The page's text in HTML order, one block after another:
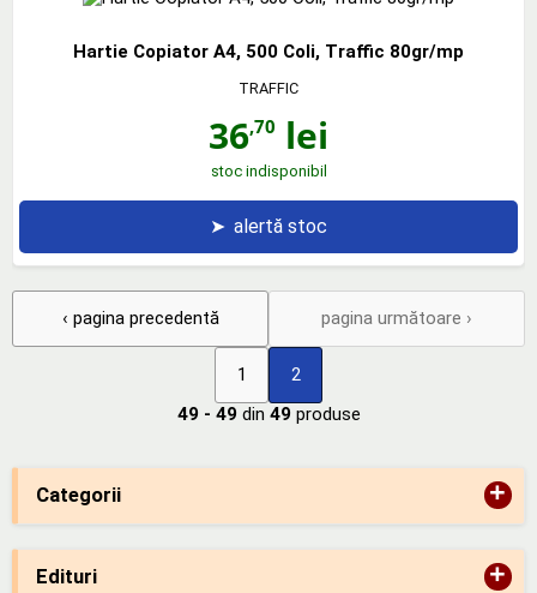
Categorii +
Edituri +
Hartie Copiator A4, 500 Coli, Traffic 80gr/mp
TRAFFIC
36,70 lei
stoc indisponibil
➤ alertă stoc
‹ pagina precedentă
1 2
pagina următoare ›
49 - 49 din 49 produse